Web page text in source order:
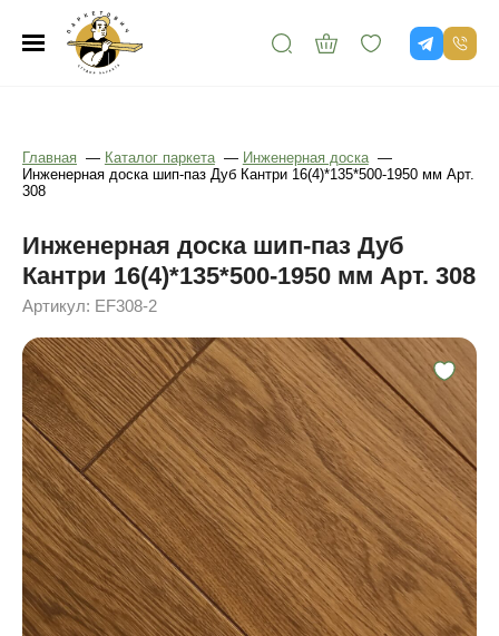
Главная — Каталог паркета — Инженерная доска —
Инженерная доска шип-паз Дуб Кантри 16(4)*135*500-1950 мм Арт.
308
Инженерная доска шип-паз Дуб
Кантри 16(4)*135*500-1950 мм Арт. 308
Артикул: EF308-2